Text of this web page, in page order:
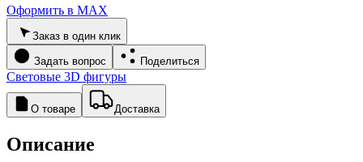
Оформить в MAX
Заказ в один клик
Задать вопрос Поделиться
Световые 3D фигуры
О товаре Доставка
Описание